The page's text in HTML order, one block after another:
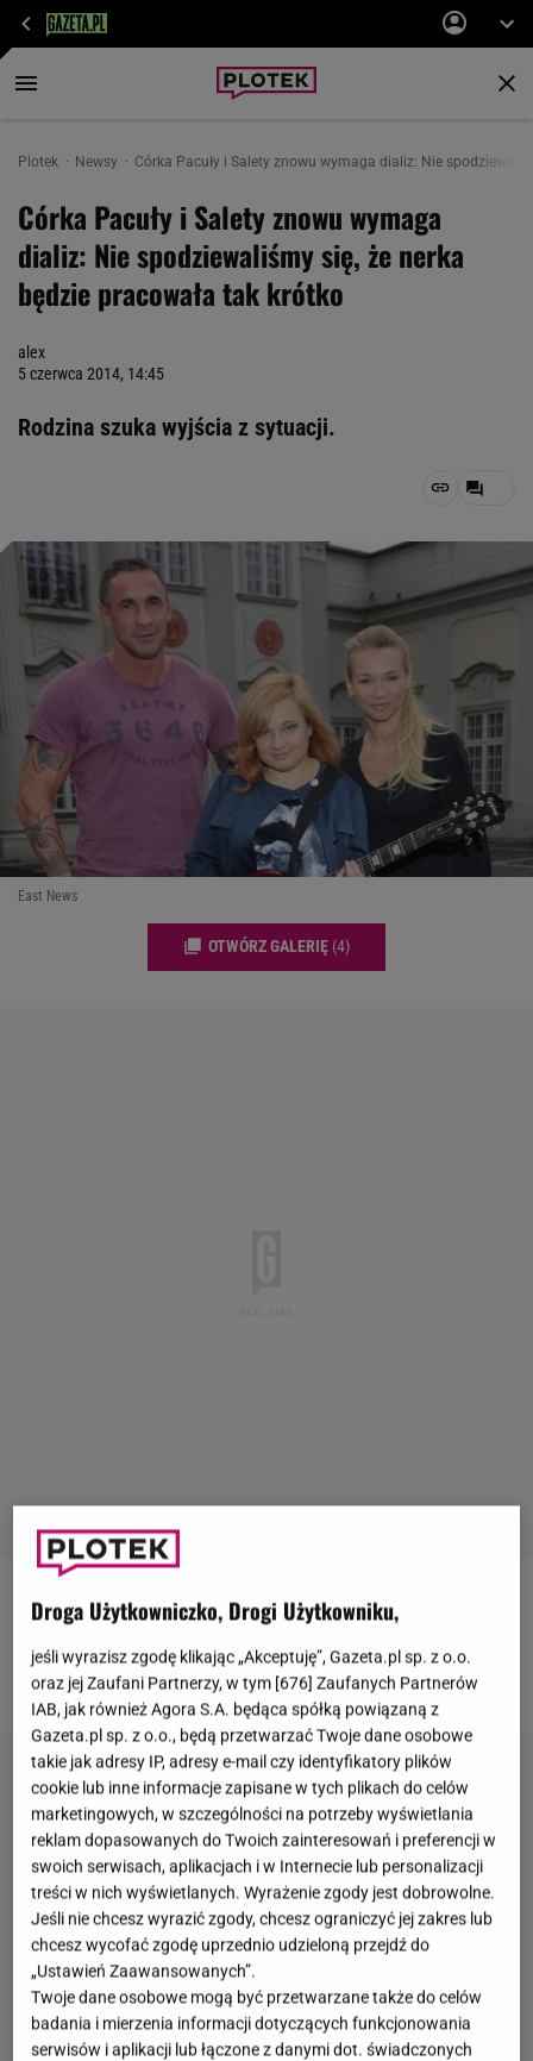
Plotek Newsy Córka Pacuły i Salety znowu wymaga dializ: Nie
Córka Pacuły i Salety znowu wymaga
dializ: Nie spodziewaliśmy się, że nerka
będzie pracowała tak krótko
alex
5 czerwca 2014, 14:45
Rodzina szuka wyjścia z sytuacji.
East News
OTWÓRZ GALERIĘ (4)
Nicole, córka Ewy Pacuły i Przemysława Salety
znowu jest dializowana. Nerka, jaką otrzymała od
taty, niestety nie wytrzymała zbyt długo.
Droga Użytkowniczko, Drogi Użytkowniku,
jeśli wyrazisz zgodę klikając „Akceptuję”, Gazeta.pl sp. z o.o.
oraz jej Zaufani Partnerzy, w tym [676] Zaufanych Partnerów
IAB, jak również Agora S.A. będąca spółką powiązaną z
Gazeta.pl sp. z o.o., będą przetwarzać Twoje dane osobowe
takie jak adresy IP, adresy e-mail czy identyfikatory plików
cookie lub inne informacje zapisane w tych plikach do celów
marketingowych, w szczególności na potrzeby wyświetlania
reklam dopasowanych do Twoich zainteresowań i preferencji w
swoich serwisach, aplikacjach i w Internecie lub personalizacji
treści w nich wyświetlanych. Wyrażenie zgody jest dobrowolne.
Jeśli nie chcesz wyrazić zgody, chcesz ograniczyć jej zakres lub
chcesz wycofać zgodę uprzednio udzieloną przejdź do
„Ustawień Zaawansowanych”.
Twoje dane osobowe mogą być przetwarzane także do celów
badania i mierzenia informacji dotyczących funkcjonowania
serwisów i aplikacji lub łączone z danymi dot. świadczonych